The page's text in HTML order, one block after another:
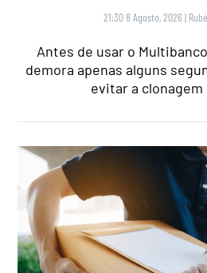
21:30 8 Agosto, 2026 |
Antes de usar o
demora apenas alguns
evitar a clonagem